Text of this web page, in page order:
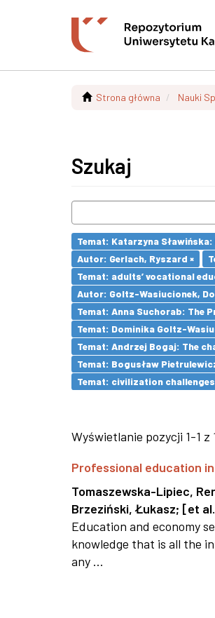
Strona główna Nauki
Szukaj
Temat: Katarzyna
Autor: Gerlach, Ryszard ×
Temat: adults’ vocational
Autor: Goltz-Wasiucionek,
Temat: Anna Suchorab: The
Temat: Dominika Goltz-
Temat: Andrzej Bogaj: The
Temat: Bogusław
Temat: civilization challenges
Wyświetlanie pozycji 1-1 z
Professional education
Tomaszewska-Lipiec,
Brzeziński, Łukasz; [et
Education and economy
knowledge that is all the
any ...